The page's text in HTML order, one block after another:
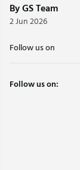
By GS Team
2 Jun 2026
Follow us on
Follow us on: